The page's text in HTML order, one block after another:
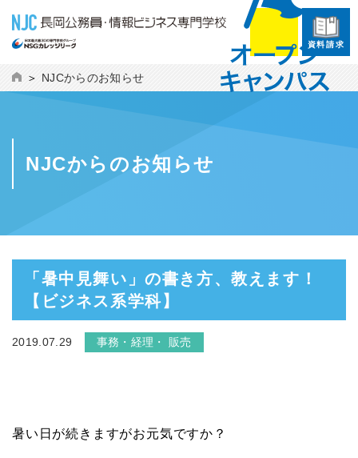
資料請求
NJCからのお知らせ
NJCからのお知らせ
「暑中見舞い」の書き方、教えます！
【ビジネス系学科】
2019.07.29 事務・経理・ 販売
暑い日が続きますがお元気ですか？